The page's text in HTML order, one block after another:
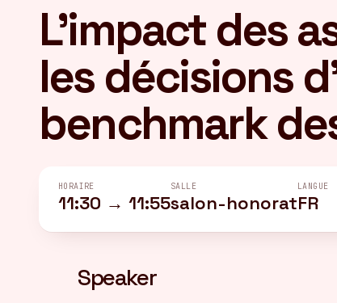
L'impact des
les décisions
benchmark
HORAIRE
11:30 → 11:55
SALLE
salon-honorat
LANGUE
FR
Speaker